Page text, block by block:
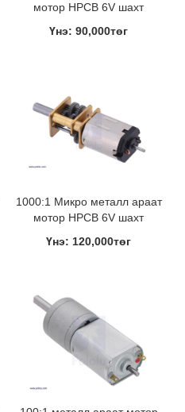
мотор HPCB 6V шахт
Үнэ: 90,000төг
1000:1 Микро металл араат
мотор HPCB 6V шахт
Үнэ: 120,000төг